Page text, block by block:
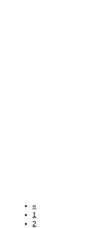
«
1
2